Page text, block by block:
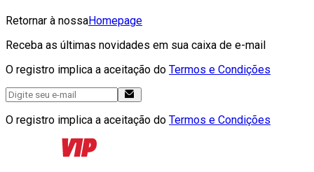
Retornar à nossaHomepage
Receba as últimas novidades em sua caixa de e-mail
O registro implica a aceitação do Termos e Condições
O registro implica a aceitação do Termos e Condições